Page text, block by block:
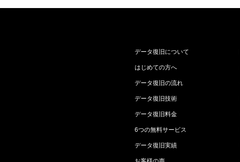
データ復旧について
はじめての方へ
データ復旧の流れ
データ復旧技術
データ復旧料金
6つの無料サービス
データ復旧実績